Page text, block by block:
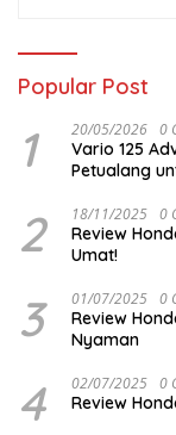
Popular Post
1 20/05/2026 0
Vario 125
Petualang
2 18/11/2025 0
Review
Umat!
3 01/07/2025 0
Review
Nyaman
4 02/07/2025 0
Review